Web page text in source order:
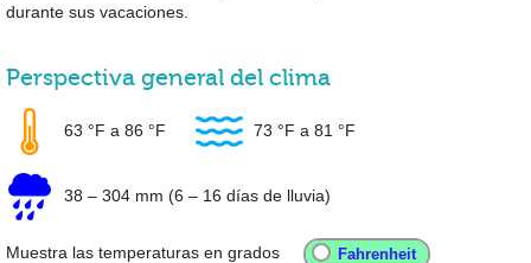
durante sus vacaciones.
Perspectiva general del clima
63 °F a 86 °F 73 °F a 81 °F
38 – 304 mm (6 – 16 días de lluvia)
Muestra las temperaturas en grados